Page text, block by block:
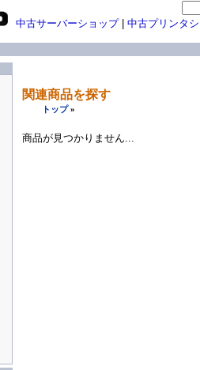
関連商品を探す
トップ»
商品が見つかりません...
中古サーバーショップ| 中古プリンタ